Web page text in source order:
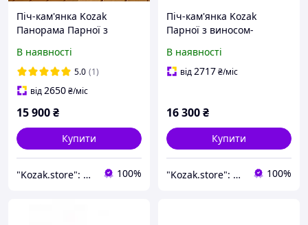
Піч-кам'янка Kozak
Панорама Парної з
м3 Дров'яна піч для
сауни Банні дров'яні печі
В наявності
5.0 (1)
від2650₴/міс
15 900₴
Купити
"Kozak.store": Виробник твердопаливних печей для побутового та промислового використання! 100%
Піч-кам'янка Kozak
Парної з виносом-
лазні та сауни Компактна
піч для лазні
В наявності
від2717₴/міс
16 300₴
Купити
"Kozak.store": Виробник твердопаливних печей для побутового та промислового використання! 100%